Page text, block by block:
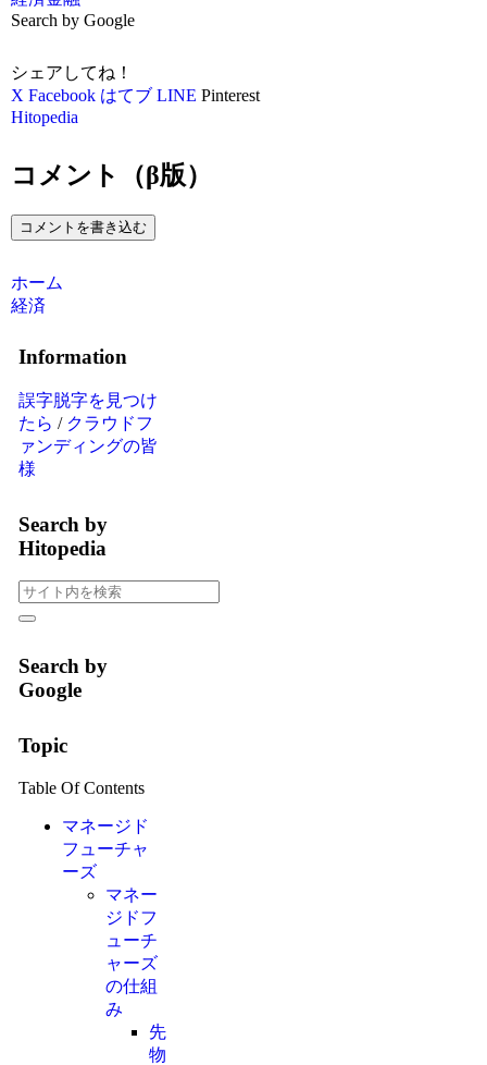
Search by Google
シェアしてね！
X Facebook はてブ LINE Pinterest
Hitopedia
コメント（β版）
コメントを書き込む
ホーム
経済
Information
誤字脱字を見つけ
たら / クラウドフ
ァンディングの皆
様
Search by
Hitopedia
Search by
Google
Topic
Table Of Contents
マネージド
フューチャ
ーズ
マネー
ジドフ
ューチ
ャーズ
の仕組
み
先
物